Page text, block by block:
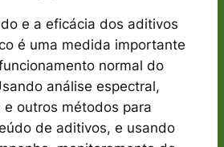
e a eficácia dos aditivos
é uma medida importante
normal do
análise espectral,
outros métodos para
de aditivos, e usando